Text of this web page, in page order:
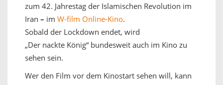
zum 42. Jahrestag der Islamischen Revolution im
Iran – im W-film Online-Kino.
Sobald der Lockdown endet, wird
„Der nackte König“ bundesweit auch im Kino zu
sehen sein.
Wer den Film vor dem Kinostart sehen will, kann